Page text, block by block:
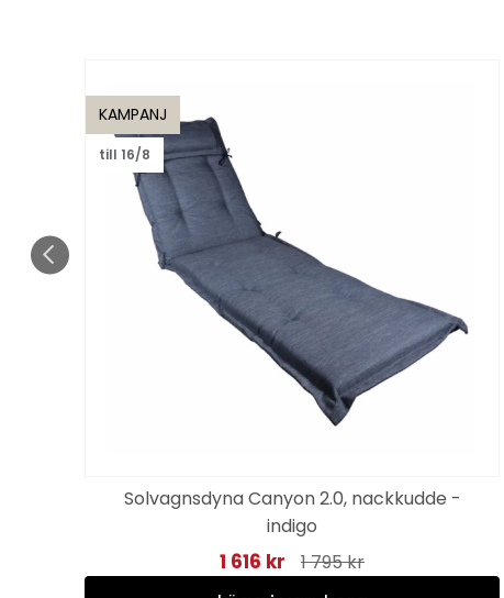
KAMPANJ
till 16/8
Solvagnsdyna Canyon 2.0, nackkudde -
indigo
1 616 kr 1 795 kr